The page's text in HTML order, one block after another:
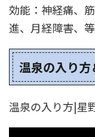
効能：神経痛、
進、月経障害、等
温泉の入り
温泉の入り方|星